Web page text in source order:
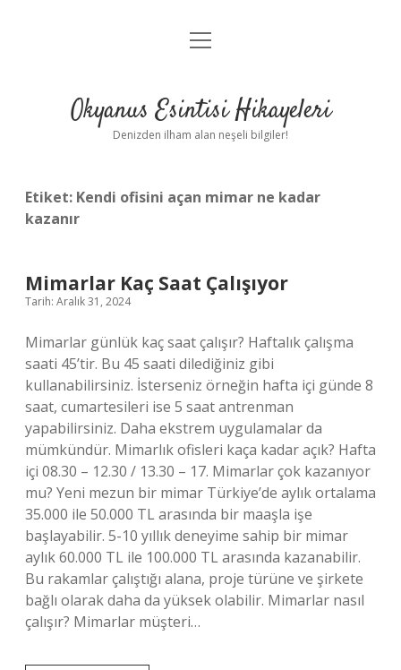
Anasayfa
Yasal Uyarı
menüyü
Okyanus Esintisi Hikayeleri
Denizden ilham alan neşeli bilgiler!
Etiket: Kendi ofisini açan mimar ne kadar
kazanır
Mimarlar Kaç Saat Çalışıyor
Tarih: Aralık 31, 2024
Mimarlar günlük kaç saat çalışır? Haftalık çalışma
saati 45’tir. Bu 45 saati dilediğiniz gibi
kullanabilirsiniz. İsterseniz örneğin hafta içi günde 8
saat, cumartesileri ise 5 saat antrenman
yapabilirsiniz. Daha ekstrem uygulamalar da
mümkündür. Mimarlık ofisleri kaça kadar açık? Hafta
içi 08.30 – 12.30 / 13.30 – 17. Mimarlar çok kazanıyor
mu? Yeni mezun bir mimar Türkiye’de aylık ortalama
35.000 ile 50.000 TL arasında bir maaşla işe
başlayabilir. 5-10 yıllık deneyime sahip bir mimar
aylık 60.000 TL ile 100.000 TL arasında kazanabilir.
Bu rakamlar çalıştığı alana, proje türüne ve şirkete
bağlı olarak daha da yüksek olabilir. Mimarlar nasıl
çalışır? Mimarlar müşteri…